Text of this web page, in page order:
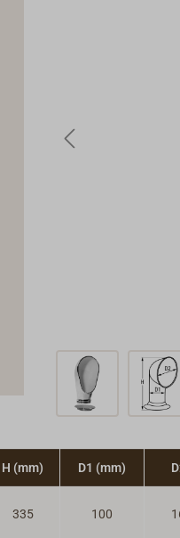
H (mm) D1 (mm)
335 100